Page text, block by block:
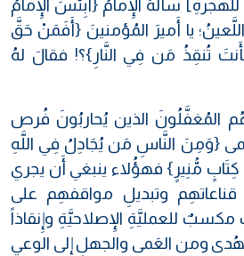
رمضانِ الكريم عام [٤٠ للهجرةِ] سأَلهُ الإِمامُ {أَبِئسَ الإِمامُ
يا أَميرَ المُؤمنينَ {أَفَمَنْ حَقَّ
تُنقِذُ مَن فِي النَّارِ}؟! فقالَ لهُ
المُغفَّلُونَ الذين يُحاربُونَ فُرص
{وَمِنَ النَّاسِ مَن يُجَادِلُ فِي اللَّهِ
مُّنِيرٍ} فهؤُلاء ينبغي أَن يجري
قناعاتهِم وتبديلِ مواقفهِم على
للعمليَّةِ الإِصلاحيَّةِ وإِنقاذاً
ومن العَمى والجهلِ إِلى الوعي